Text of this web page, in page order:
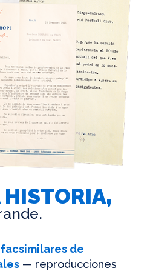
HISTORIA,
facsimilares de
— reproducciones